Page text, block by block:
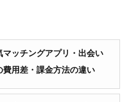
マッチングアプリ・出会い
用差・課金方法の違い